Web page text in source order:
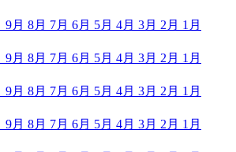
9月 8月 7月 6月 5月 4月 3月 2月 1月
9月 8月 7月 6月 5月 4月 3月 2月 1月
9月 8月 7月 6月 5月 4月 3月 2月 1月
9月 8月 7月 6月 5月 4月 3月 2月 1月